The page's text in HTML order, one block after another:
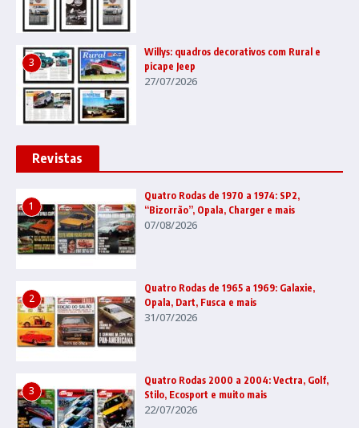
3
Willys: quadros decorativos com Rural e
picape Jeep
27/07/2026
Revistas
1
Quatro Rodas de 1970 a 1974: SP2,
“Bizorrão”, Opala, Charger e mais
07/08/2026
2
Quatro Rodas de 1965 a 1969: Galaxie,
Opala, Dart, Fusca e mais
31/07/2026
3
Quatro Rodas 2000 a 2004: Vectra, Golf,
Stilo, Ecosport e muito mais
22/07/2026